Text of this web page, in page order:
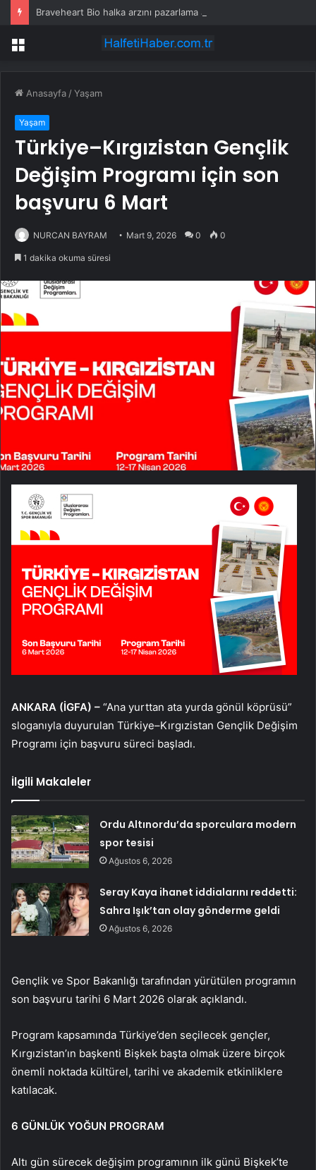
Menü
Anasayfa /Yaşam
Yaşam
Türkiye–Kırgızistan Gençlik
Değişim Programı için son
başvuru 6 Mart
NURCAN BAYRAM Mart 9, 2026 0 0
1 dakika okuma süresi
ANKARA (İGFA) – “Ana yurttan ata yurda gönül köprüsü”
sloganıyla duyurulan Türkiye–Kırgızistan Gençlik Değişim
Programı için başvuru süreci başladı.
İlgili Makaleler
Ordu Altınordu’da sporculara modern
spor tesisi
Ağustos 6, 2026
Seray Kaya ihanet iddialarını reddetti:
Sahra Işık’tan olay gönderme geldi
Ağustos 6, 2026
Gençlik ve Spor Bakanlığı tarafından yürütülen programın
son başvuru tarihi 6 Mart 2026 olarak açıklandı.
Program kapsamında Türkiye’den seçilecek gençler,
Kırgızistan’ın başkenti Bişkek başta olmak üzere birçok
önemli noktada kültürel, tarihi ve akademik etkinliklere
katılacak.
6 GÜNLÜK YOĞUN PROGRAM
Altı gün sürecek değişim programının ilk günü Bişkek’te